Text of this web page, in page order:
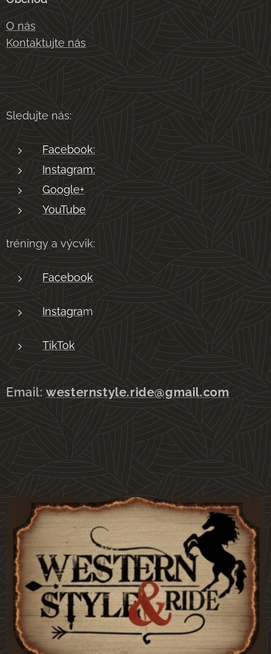
O nás
Kontaktujte nás
Sledujte nás:
Facebook:
Instagram:
Google+
YouTube
tréningy a výcvik:
Facebook
Instagram
TikTok
Email:westernstyle.ride@gmail.com